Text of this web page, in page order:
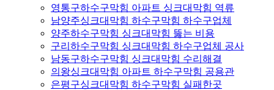
영통구하수구막힘 아파트 싱크대막힘 역류
남양주싱크대막힘 하수구막힘 하수구업체
양주하수구막힘 싱크대막힘 뚫는 비용
구리하수구막힘 싱크대막힘 하수구업체 공사
남동구하수구막힘 싱크대막힘 수리해결
의왕싱크대막힘 아파트 하수구막힘 공용관
은평구싱크대막힘 하수구막힘 실패한곳